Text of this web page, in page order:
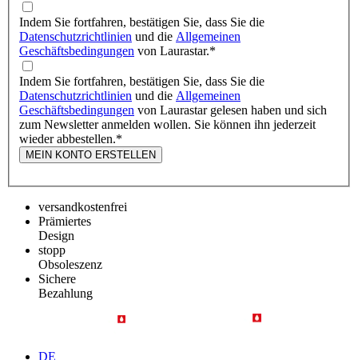
Indem Sie fortfahren, bestätigen Sie, dass Sie die
Datenschutzrichtlinien und die Allgemeinen
Geschäftsbedingungen von Laurastar.*
Indem Sie fortfahren, bestätigen Sie, dass Sie die
Datenschutzrichtlinien und die Allgemeinen
Geschäftsbedingungen von Laurastar gelesen haben und sich
zum Newsletter anmelden wollen. Sie können ihn jederzeit
wieder abbestellen.*
MEIN KONTO ERSTELLEN
versandkostenfrei
Prämiertes
Design
stopp
Obsoleszenz
Sichere
Bezahlung
DE